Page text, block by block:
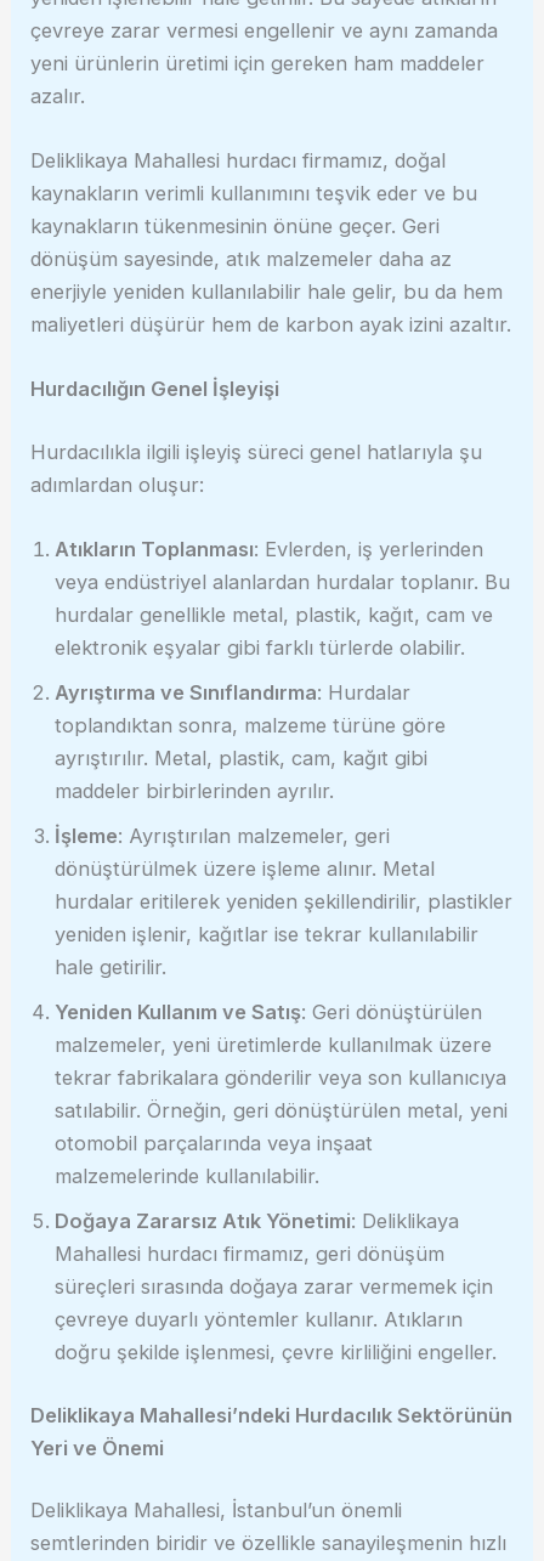
çevreye zarar vermesi engellenir ve aynı zamanda
yeni ürünlerin üretimi için gereken ham maddeler
azalır.
Deliklikaya Mahallesi hurdacı firmamız, doğal
kaynakların verimli kullanımını teşvik eder ve bu
kaynakların tükenmesinin önüne geçer. Geri
dönüşüm sayesinde, atık malzemeler daha az
enerjiyle yeniden kullanılabilir hale gelir, bu da hem
maliyetleri düşürür hem de karbon ayak izini azaltır.
Hurdacılığın Genel İşleyişi
Hurdacılıkla ilgili işleyiş süreci genel hatlarıyla şu
adımlardan oluşur:
Atıkların Toplanması: Evlerden, iş yerlerinden
veya endüstriyel alanlardan hurdalar toplanır. Bu
hurdalar genellikle metal, plastik, kağıt, cam ve
elektronik eşyalar gibi farklı türlerde olabilir.
Ayrıştırma ve Sınıflandırma: Hurdalar
toplandıktan sonra, malzeme türüne göre
ayrıştırılır. Metal, plastik, cam, kağıt gibi
maddeler birbirlerinden ayrılır.
İşleme: Ayrıştırılan malzemeler, geri
dönüştürülmek üzere işleme alınır. Metal
hurdalar eritilerek yeniden şekillendirilir, plastikler
yeniden işlenir, kağıtlar ise tekrar kullanılabilir
hale getirilir.
Yeniden Kullanım ve Satış: Geri dönüştürülen
malzemeler, yeni üretimlerde kullanılmak üzere
tekrar fabrikalara gönderilir veya son kullanıcıya
satılabilir. Örneğin, geri dönüştürülen metal, yeni
otomobil parçalarında veya inşaat
malzemelerinde kullanılabilir.
Doğaya Zararsız Atık Yönetimi: Deliklikaya
Mahallesi hurdacı firmamız, geri dönüşüm
süreçleri sırasında doğaya zarar vermemek için
çevreye duyarlı yöntemler kullanır. Atıkların
doğru şekilde işlenmesi, çevre kirliliğini engeller.
Deliklikaya Mahallesi’ndeki Hurdacılık Sektörünün
Yeri ve Önemi
Deliklikaya Mahallesi, İstanbul’un önemli
semtlerinden biridir ve özellikle sanayileşmenin hızlı